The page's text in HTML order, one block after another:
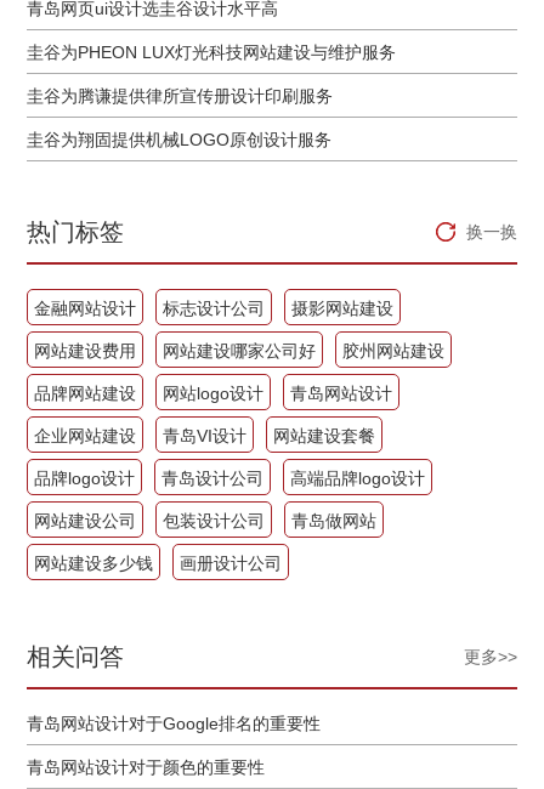
青岛网页ui设计选圭谷设计水平高
圭谷为PHEON LUX灯光科技网站建设与维护服务
圭谷为腾谦提供律所宣传册设计印刷服务
圭谷为翔固提供机械LOGO原创设计服务
热门标签 换一换
金融网站设计 标志设计公司 摄影网站建设
网站建设费用 网站建设哪家公司好 胶州网站建设
品牌网站建设 网站logo设计 青岛网站设计
企业网站建设 青岛VI设计 网站建设套餐
品牌logo设计 青岛设计公司 高端品牌logo设计
网站建设公司 包装设计公司 青岛做网站
网站建设多少钱 画册设计公司
相关问答 更多>>
青岛网站设计对于Google排名的重要性
青岛网站设计对于颜色的重要性